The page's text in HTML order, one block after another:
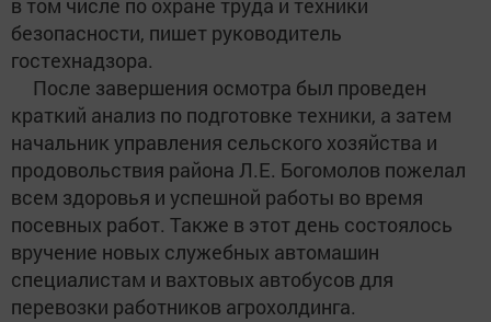
в том числе по охране труда и техники
безопасности, пишет руководитель
гостехнадзора.
После завершения осмотра был проведен
краткий анализ по подготовке техники, а затем
начальник управления сельского хозяйства и
продовольствия района Л.Е. Богомолов пожелал
всем здоровья и успешной работы во время
посевных работ. Также в этот день состоялось
вручение новых служебных автомашин
специалистам и вахтовых автобусов для
перевозки работников агрохолдинга.